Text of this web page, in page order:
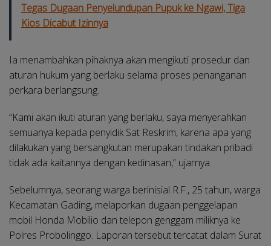
Tegas Dugaan Penyelundupan Pupuk ke Ngawi, Tiga
Kios Dicabut Izinnya
Ia menambahkan pihaknya akan mengikuti prosedur dan
aturan hukum yang berlaku selama proses penanganan
perkara berlangsung.
“Kami akan ikuti aturan yang berlaku, saya menyerahkan
semuanya kepada penyidik Sat Reskrim, karena apa yang
dilakukan yang bersangkutan merupakan tindakan pribadi
tidak ada kaitannya dengan kedinasan,” ujarnya.
Sebelumnya, seorang warga berinisial R.F., 25 tahun, warga
Kecamatan Gading, melaporkan dugaan penggelapan
mobil Honda Mobilio dan telepon genggam miliknya ke
Polres Probolinggo. Laporan tersebut tercatat dalam Surat